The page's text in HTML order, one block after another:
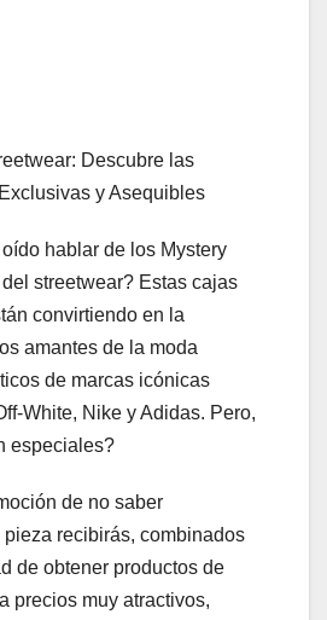
Descubre las
y Asequibles
hablar de los Mystery
streetwear? Estas cajas
convirtiendo en la
amantes de la moda
de marcas icónicas
White, Nike y Adidas. Pero,
especiales?
de no saber
recibirás, combinados
de obtener productos de
precios muy atractivos,